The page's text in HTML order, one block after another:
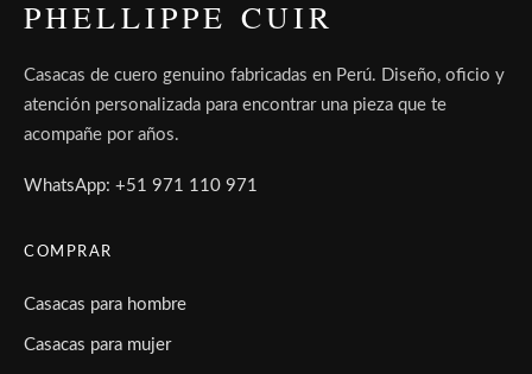
PHELLIPPE CUIR
Casacas de cuero genuino fabricadas en Perú. Diseño, oficio y
atención personalizada para encontrar una pieza que te
acompañe por años.
WhatsApp: +51 971 110 971
COMPRAR
Casacas para hombre
Casacas para mujer